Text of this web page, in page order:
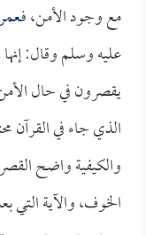
مع وجود الأمن، فـ
عليه وسلم وقال:
يقصرون في حال
الذي جاء في القرآن
والكيفية واضح
الخوف، والآية